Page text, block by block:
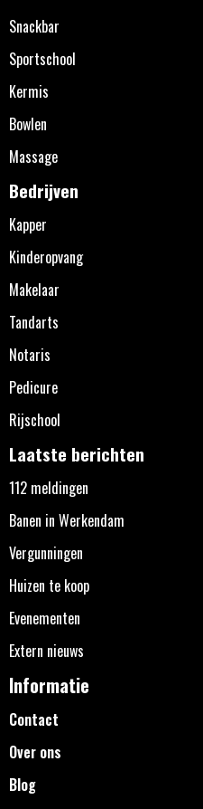
Snackbar
Sportschool
Kermis
Bowlen
Massage
Bedrijven
Kapper
Kinderopvang
Makelaar
Tandarts
Notaris
Pedicure
Rijschool
Laatste berichten
112 meldingen
Banen in Werkendam
Vergunningen
Huizen te koop
Evenementen
Extern nieuws
Informatie
Contact
Over ons
Blog